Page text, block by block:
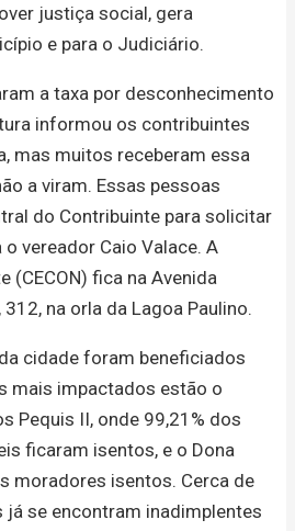
justiça social, gera
e para o Judiciário.
a taxa por desconhecimento
informou os contribuintes
mas muitos receberam essa
a viram. Essas pessoas
do Contribuinte para solicitar
vereador Caio Valace. A
(CECON) fica na Avenida
na orla da Lagoa Paulino.
cidade foram beneficiados
mais impactados estão o
Pequis II, onde 99,21% dos
ficaram isentos, e o Dona
moradores isentos. Cerca de
já se encontram inadimplentes